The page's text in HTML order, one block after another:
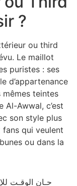
?
ou third
Le maillot
puristes : ses
d’appartenance
teintes
Al-Awwal, c’est
son style plus
qui veulent
ou dans la
حـان الوقـت